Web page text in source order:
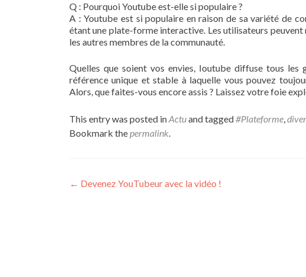
Q : Pourquoi Youtube est-elle si populaire ?
A : Youtube est si populaire en raison de sa variété de
étant une plate-forme interactive. Les utilisateurs
les autres membres de la communauté.
Quelles que soient vos envies, Ioutube diffuse tous les
référence unique et stable à laquelle vous pouvez
Alors, que faites-vous encore assis ? Laissez votre foie
This entry was posted inActuand tagged#Plateforme,
Bookmark thepermalink.
Post navigation
← Devenez YouTubeur avec la vidéo !